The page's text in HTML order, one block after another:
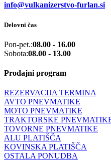
info@vulkanizerstvo-furlan.si
Delovni čas
Pon-pet.:08.00 - 16.00
Sobota:08.00 - 13.00
Prodajni program
REZERVACIJA TERMINA
AVTO PNEVMATIKE
MOTO PNEVMATIKE
TRAKTORSKE
TOVORNE PNEVMATIKE
ALU PLATIŠČA
KOVINSKA PLATIŠČA
OSTALA PONUDBA